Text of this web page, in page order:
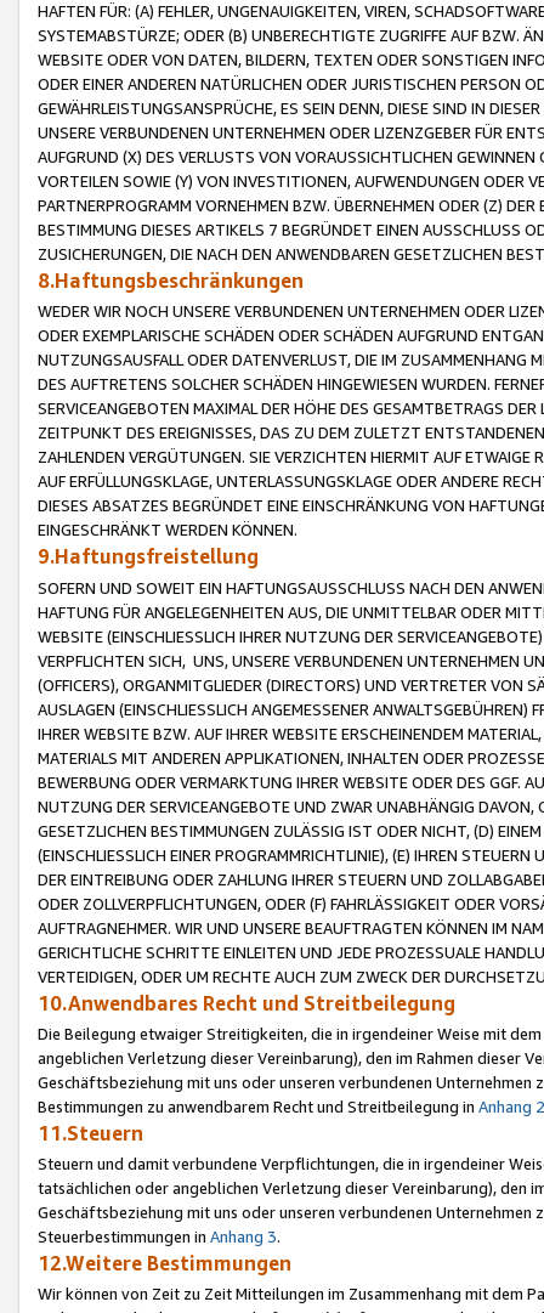
HAFTEN FÜR: (A) FEHLER, UNGENAUIGKEITEN, VIREN,
SYSTEMABSTÜRZE; ODER (B) UNBERECHTIGTE ZUGRIFFE AUF BZW.
WEBSITE ODER VON DATEN, BILDERN, TEXTEN ODER SONSTIGEN
ODER EINER ANDEREN NATÜRLICHEN ODER JURISTISCHEN PERSON
GEWÄHRLEISTUNGSANSPRÜCHE, ES SEIN DENN, DIESE SIND IN
UNSERE VERBUNDENEN UNTERNEHMEN ODER LIZENZGEBER FÜR
AUFGRUND (X) DES VERLUSTS VON VORAUSSICHTLICHEN
VORTEILEN SOWIE (Y) VON INVESTITIONEN, AUFWENDUNGEN ODER
PARTNERPROGRAMM VORNEHMEN BZW. ÜBERNEHMEN ODER (Z)
BESTIMMUNG DIESES ARTIKELS 7 BEGRÜNDET EINEN AUSSCHLUSS
ZUSICHERUNGEN, DIE NACH DEN ANWENDBAREN GESETZLICHEN
8.Haftungsbeschränkungen
WEDER WIR NOCH UNSERE VERBUNDENEN UNTERNEHMEN ODER
ODER EXEMPLARISCHE SCHÄDEN ODER SCHÄDEN AUFGRUND
NUTZUNGSAUSFALL ODER DATENVERLUST, DIE IM ZUSAMMENHANG
DES AUFTRETENS SOLCHER SCHÄDEN HINGEWIESEN WURDEN.
SERVICEANGEBOTEN MAXIMAL DER HÖHE DES GESAMTBETRAGS
ZEITPUNKT DES EREIGNISSES, DAS ZU DEM ZULETZT
ZAHLENDEN VERGÜTUNGEN. SIE VERZICHTEN HIERMIT AUF
AUF ERFÜLLUNGSKLAGE, UNTERLASSUNGSKLAGE ODER ANDERE
DIESES ABSATZES BEGRÜNDET EINE EINSCHRÄNKUNG VON
EINGESCHRÄNKT WERDEN KÖNNEN.
9.Haftungsfreistellung
SOFERN UND SOWEIT EIN HAFTUNGSAUSSCHLUSS NACH DEN
HAFTUNG FÜR ANGELEGENHEITEN AUS, DIE UNMITTELBAR ODER
WEBSITE (EINSCHLIESSLICH IHRER NUTZUNG DER
VERPFLICHTEN SICH, UNS, UNSERE VERBUNDENEN UNTERNEHMEN
(OFFICERS), ORGANMITGLIEDER (DIRECTORS) UND VERTRETER VON
AUSLAGEN (EINSCHLIESSLICH ANGEMESSENER
IHRER WEBSITE BZW. AUF IHRER WEBSITE ERSCHEINENDEM
MATERIALS MIT ANDEREN APPLIKATIONEN, INHALTEN ODER
BEWERBUNG ODER VERMARKTUNG IHRER WEBSITE ODER DES GGF.
NUTZUNG DER SERVICEANGEBOTE UND ZWAR UNABHÄNGIG
GESETZLICHEN BESTIMMUNGEN ZULÄSSIG IST ODER NICHT, (D)
(EINSCHLIESSLICH EINER PROGRAMMRICHTLINIE), (E) IHREN
DER EINTREIBUNG ODER ZAHLUNG IHRER STEUERN UND
ODER ZOLLVERPFLICHTUNGEN, ODER (F) FAHRLÄSSIGKEIT ODER
AUFTRAGNEHMER. WIR UND UNSERE BEAUFTRAGTEN KÖNNEN IM
GERICHTLICHE SCHRITTE EINLEITEN UND JEDE PROZESSUALE
VERTEIDIGEN, ODER UM RECHTE AUCH ZUM ZWECK DER
10.Anwendbares Recht und Streitbeilegung
Die Beilegung etwaiger Streitigkeiten, die in irgendeiner Weise mit
angeblichen Verletzung dieser Vereinbarung), den im Rahmen dieser
Geschäftsbeziehung mit uns oder unseren verbundenen
Bestimmungen zu anwendbarem Recht und Streitbeilegung in Anhang 2
11.Steuern
Steuern und damit verbundene Verpflichtungen, die in irgendeiner
tatsächlichen oder angeblichen Verletzung dieser Vereinbarung), den
Geschäftsbeziehung mit uns oder unseren verbundenen
Steuerbestimmungen in Anhang 3.
12.Weitere Bestimmungen
Wir können von Zeit zu Zeit Mitteilungen im Zusammenhang mit dem